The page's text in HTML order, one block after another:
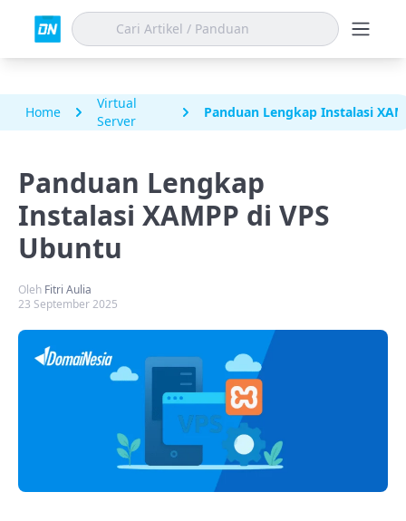
Home
Virtual
Server
Panduan Lengkap Instalasi
Panduan Lengkap
Instalasi XAMPP di VPS
Ubuntu
Oleh Fitri Aulia
23 September 2025